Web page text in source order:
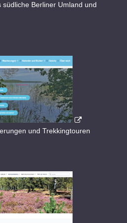
Berliner Umland und
und Trekkingtouren